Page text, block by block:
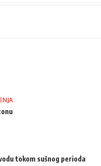
tokom sušnog perioda